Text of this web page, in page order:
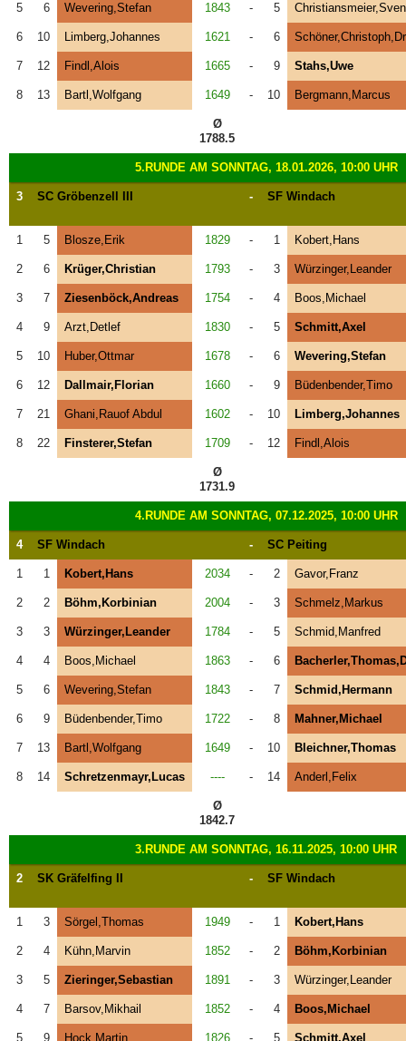
5 6 Wevering,Stefan 1843 - 5 Christiansmeier,Sven
6 10 Limberg,Johannes 1621 - 6
7 12 Findl,Alois 1665 - 9 Stahs,Uwe
8 13 Bartl,Wolfgang 1649 - 10 Bergmann,Marcus
Ø
1788.5
5.RUNDE AM SONNTAG, 18.01.2026, 10:00 UHR
3 SC Gröbenzell III - SF Windach
1 5 Blosze,Erik 1829 - 1 Kobert,Hans
2 6 Krüger,Christian 1793 - 3 Würzinger,Leander
3 7 Ziesenböck,Andreas 1754 - 4 Boos,Michael
4 9 Arzt,Detlef 1830 - 5 Schmitt,Axel
5 10 Huber,Ottmar 1678 - 6 Wevering,Stefan
6 12 Dallmair,Florian 1660 - 9 Büdenbender,Timo
7 21 Ghani,Rauof Abdul 1602 - 10 Limberg,Johannes
8 22 Finsterer,Stefan 1709 - 12 Findl,Alois
Ø
1731.9
4.RUNDE AM SONNTAG, 07.12.2025, 10:00 UHR
4 SF Windach - SC Peiting
1 1 Kobert,Hans 2034 - 2 Gavor,Franz
2 2 Böhm,Korbinian 2004 - 3 Schmelz,Markus
3 3 Würzinger,Leander 1784 - 5 Schmid,Manfred
4 4 Boos,Michael 1863 - 6
5 6 Wevering,Stefan 1843 - 7 Schmid,Hermann
6 9 Büdenbender,Timo 1722 - 8 Mahner,Michael
7 13 Bartl,Wolfgang 1649 - 10 Bleichner,Thomas
8 14 Schretzenmayr,Lucas ---- - 14 Anderl,Felix
Ø
1842.7
3.RUNDE AM SONNTAG, 16.11.2025, 10:00 UHR
2 SK Gräfelfing II - SF Windach
1 3 Sörgel,Thomas 1949 - 1 Kobert,Hans
2 4 Kühn,Marvin 1852 - 2 Böhm,Korbinian
3 5 Zieringer,Sebastian 1891 - 3 Würzinger,Leander
4 7 Barsov,Mikhail 1852 - 4 Boos,Michael
5 9 Hock,Martin 1826 - 5 Schmitt,Axel